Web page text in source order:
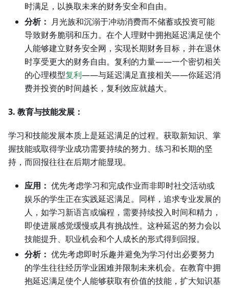
时满足，以换取未来的财务安全和自由。
分析： 月光族和沉溺于冲动消费而不储蓄或投资可能
导致财务脆弱和压力。在个人理财中拥抱延迟满足使个
人能够建立财务安全网，实现长期财务目标，并在退休
时享受更大的财务自由。复利的力量——一个密切相关
的心理模型复利——与延迟满足直接相关——你延迟消
费并投资的时间越长，复利效应就越大。
3. 教育与技能发展：
学习和技能发展本质上是延迟满足的过程。获取新知识、掌
握技能或取得学业成功需要持续的努力、练习和长期的坚
持，而回报往往在后期才能显现。
应用： 优先考虑学习和完成作业而非即时社交活动或
娱乐的学生正在实践延迟满足。同样，追求专业发展的
人，如学习新语言或编程，需要持续投入时间和精力，
即使进展感觉缓慢或具有挑战性。这种延迟的努力会以
技能提升、职业机会和个人成长的形式得到回报。
分析： 优先考虑即时乐趣并避免为学习付出必要努力
的学生往往经历学业困难并限制未来机会。在教育中拥
抱延迟满足使个人能够获取有价值的技能，扩大知识基